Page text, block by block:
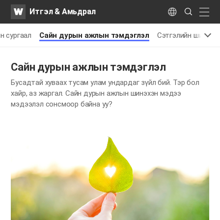
WATVИтгэл & Амьдрал Language
Search
Submit
сургаал Сайн дурын ажлын тэмдэглэл Сэтгэлийн шигтгээ
Сайн дурын ажлын тэмдэглэл
Бусадтай хуваах тусам улам ундардаг зүйл бий. Тэр бол
хайр, аз жаргал.Сайн дурын ажлын шинэхэн мэдээ
мэдээлэл сонсмоор байна уу?